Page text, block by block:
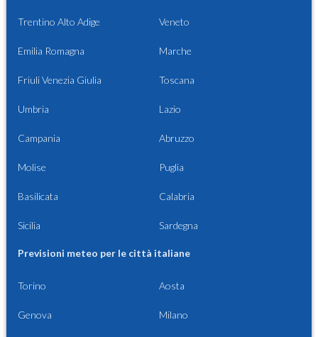
Trentino Alto Adige Veneto
Emilia Romagna Marche
Friuli Venezia Giulia Toscana
Umbria Lazio
Campania Abruzzo
Molise Puglia
Basilicata Calabria
Sicilia Sardegna
Previsioni meteo per le città italiane
Torino Aosta
Genova Milano